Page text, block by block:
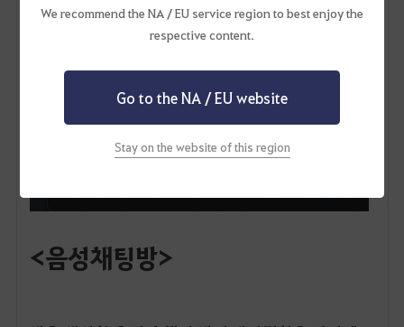
We recommend the NA / EU service region to best enjoy the
respective content.
Go to the NA / EU website
Stay on the website of this region
디스코드에서도 알림을 받아보실수 있습니다.
<음성채팅방>